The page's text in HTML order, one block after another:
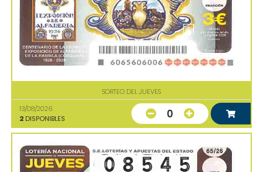
SORTEO DEL JUEVES
13/08/2026
2 DISPONIBLES 0